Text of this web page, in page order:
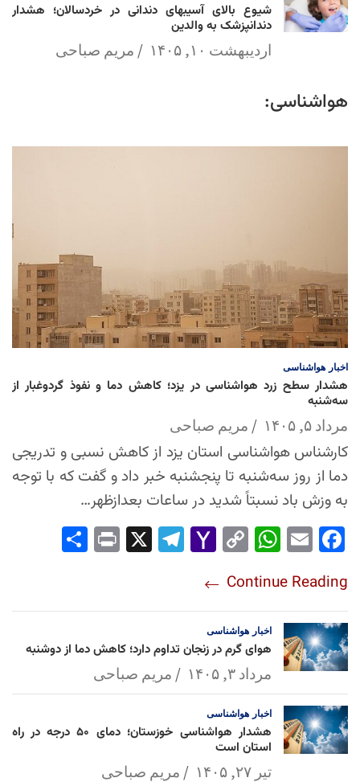
شیوع بالای آسیبهای دندانی در خردسالان؛ هشدار
دندانپزشک به والدین
اردیبهشت ۱۰, ۱۴۰۵ مریم صباحی
هواشناسی:
اخبار هواشناسی
هشدار سطح زرد هواشناسی در یزد؛ کاهش دما و نفوذ گردوغبار از
سه‌شنبه
مرداد ۵, ۱۴۰۵ مریم صباحی
کارشناس هواشناسی استان یزد از کاهش نسبی و تدریجی
دما از روز سه‌شنبه تا پنجشنبه خبر داد و گفت که با توجه
به وزش باد نسبتاً شدید در ساعات بعدازظهر…
Fac
ok
Em
Wh
Ap
p
Co
Lin
k
Yah
l
Tel
Pri
Continue Reading
اخبار هواشناسی
هوای گرم در زنجان تداوم دارد؛ کاهش دما از دوشنبه
مرداد ۳, ۱۴۰۵ مریم صباحی
اخبار هواشناسی
هشدار هواشناسی خوزستان؛ دمای ۵۰ درجه در راه
استان است
تیر ۲۷, ۱۴۰۵ مریم صباحی